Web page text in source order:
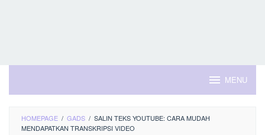
MENU
HOMEPAGE / GADS / SALIN TEKS YOUTUBE: CARA MUDAH
MENDAPATKAN TRANSKRIPSI VIDEO